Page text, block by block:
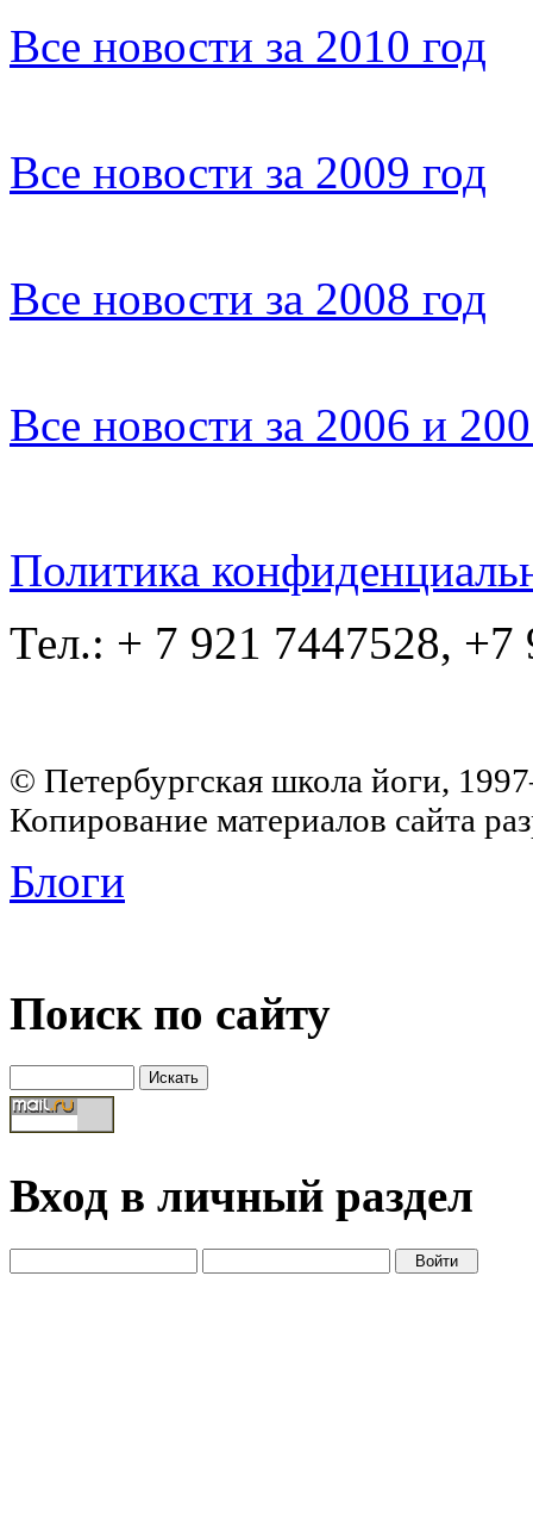
Все новости за 2010 год
Все новости за 2009 год
Все новости за 2008 год
Все новости за 2006 и
Политика
Тел.: + 7 921 7447528, +7
© Петербургская школа йоги,
Копирование материалов сайта
Блоги
Поиск по сайту
Вход в личный раздел